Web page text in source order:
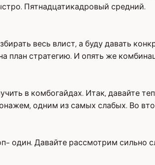
Пятнадцатикадровый средний.
весь влист, а буду давать
план стратегию. И опять же
в комбогайдах. Итак, давайте
одним из самых слабых. Во
Давайте рассмотрим сильно